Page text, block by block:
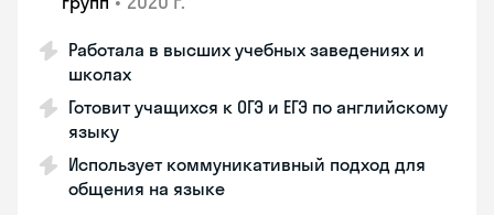
Работала в высших учебных заведениях и
школах
Готовит учащихся к ОГЭ и ЕГЭ по английскому
языку
Использует коммуникативный подход для
общения на языке